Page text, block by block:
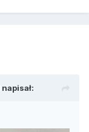
napisał: